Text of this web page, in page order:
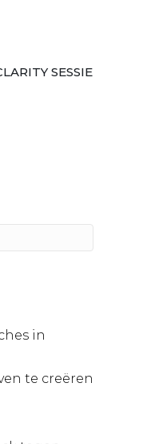
SESSIE
in
te creëren